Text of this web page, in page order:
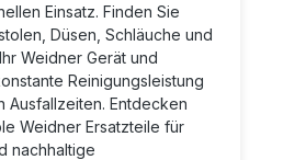
Einsatz. Finden Sie
Düsen, Schläuche und
Weidner Gerät und
Reinigungsleistung
Ausfallzeiten. Entdecken
Weidner Ersatzteile für
nachhaltige